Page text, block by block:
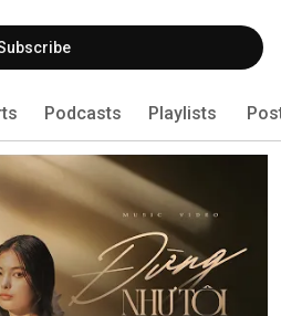
Podcasts Playlists